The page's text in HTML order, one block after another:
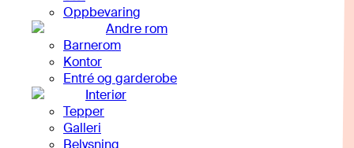
Oppbevaring
Andre rom
Barnerom
Kontor
Entré og garderobe
Interiør
Tepper
Galleri
Belysning